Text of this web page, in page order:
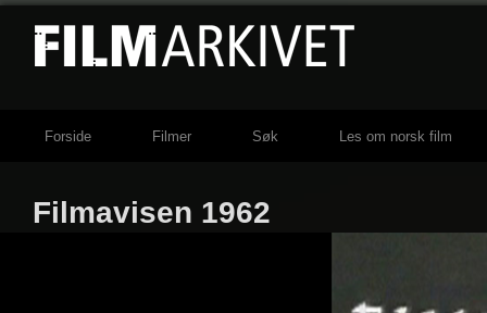
Forside Filmer Søk Les om norsk film
Filmavisen 1962